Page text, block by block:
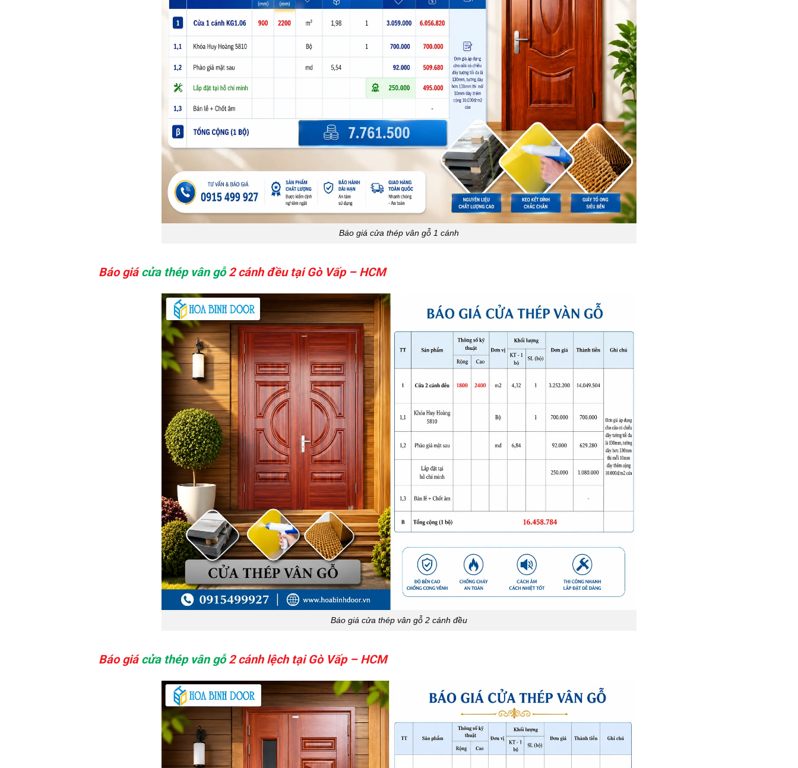
Báo giá cửa thép vân gỗ 1 cánh
Báo giá cửa thép vân gỗ 2 cánh đều tại Gò Vấp – HCM
Báo giá cửa thép vân gỗ 2 cánh đều
Báo giá cửa thép vân gỗ2 cánh lệch tại Gò Vấp – HCM